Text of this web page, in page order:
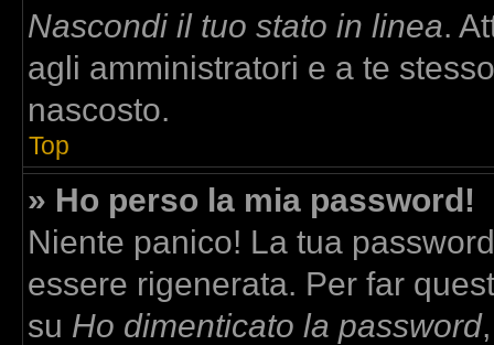
Nascondi il tuo stato in linea.
agli amministratori e a te
nascosto.
Top
» Ho perso la mia password!
Niente panico! La tua
essere rigenerata. Per far
su Ho dimenticato la password